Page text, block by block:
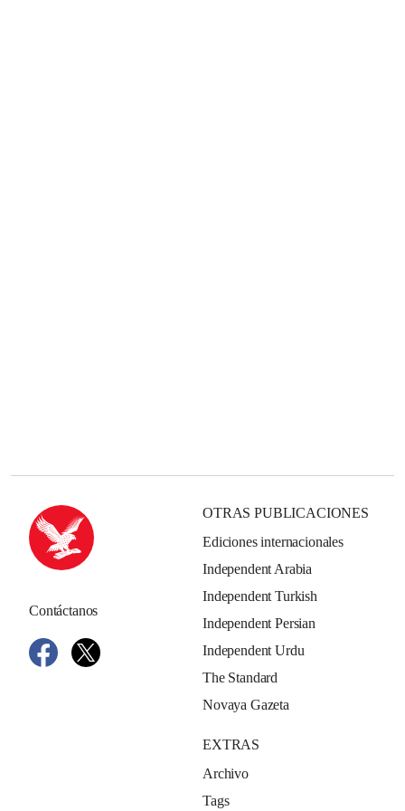
Contáctanos
OTRAS PUBLICACIONES
Ediciones internacionales
Independent Arabia
Independent Turkish
Independent Persian
Independent Urdu
The Standard
Novaya Gazeta
EXTRAS
Archivo
Tags